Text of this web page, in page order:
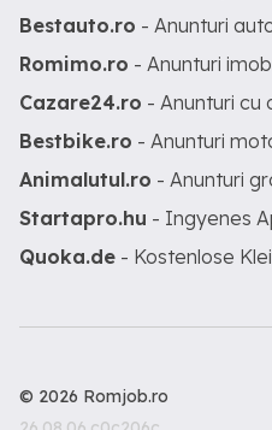
Bestauto.ro - Anunturi
Romimo.ro - Anunturi
Cazare24.ro - Anunturi cu
Bestbike.ro - Anunturi
Animalutul.ro - Anunturi
Startapro.hu - Ingyenes
Quoka.de - Kostenlose
© 2026 Romjob.ro